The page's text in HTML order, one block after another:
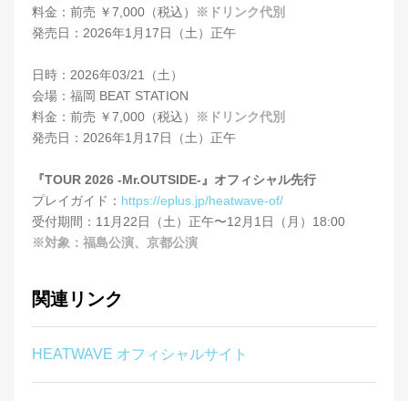
料金：前売 ￥7,000（税込）
※ドリンク代別
発売日：2026年1月17日（土）正午
日時：2026年03/21（土）
会場：福岡 BEAT STATION
料金：前売 ￥7,000（税込）
※ドリンク代別
発売日：2026年1月17日（土）正午
『TOUR 2026 -Mr.OUTSIDE-』オフィシャル先行
プレイガイド： https://eplus.jp/heatwave-of/
受付期間：11月22日（土）正午〜12月1日（月）18:00
※対象：福島公演、京都公演
関連リンク
HEATWAVE オフィシャルサイト